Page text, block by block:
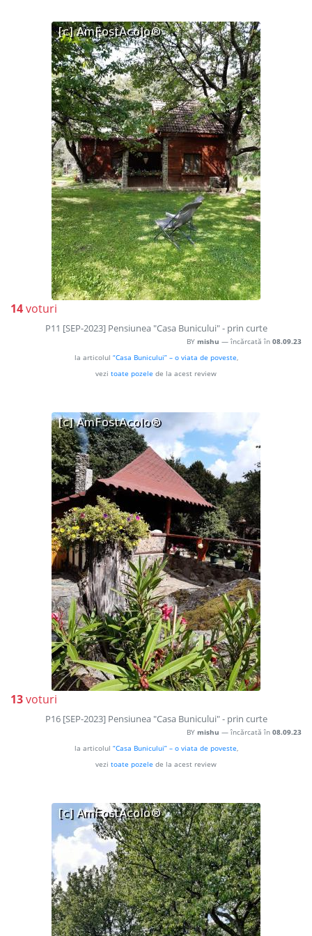
14voturi
P11 [SEP-2023] Pensiunea "Casa Bunicului" - prin curte
BY mishu — încărcată în 08.09.23
la articolul “Casa Bunicului” – o viata de poveste,
vezi toate pozele de la acest review
13voturi
P16 [SEP-2023] Pensiunea "Casa Bunicului" - prin curte
BY mishu — încărcată în 08.09.23
la articolul “Casa Bunicului” – o viata de poveste,
vezi toate pozele de la acest review